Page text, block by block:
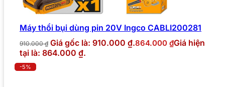
Máy thổi bụi dùng pin 20V Ingco CABLI200281
910.000₫ Giá gốc là: 910.000 ₫.864.000 ₫Giá hiện
tại là: 864.000 ₫.
-5%